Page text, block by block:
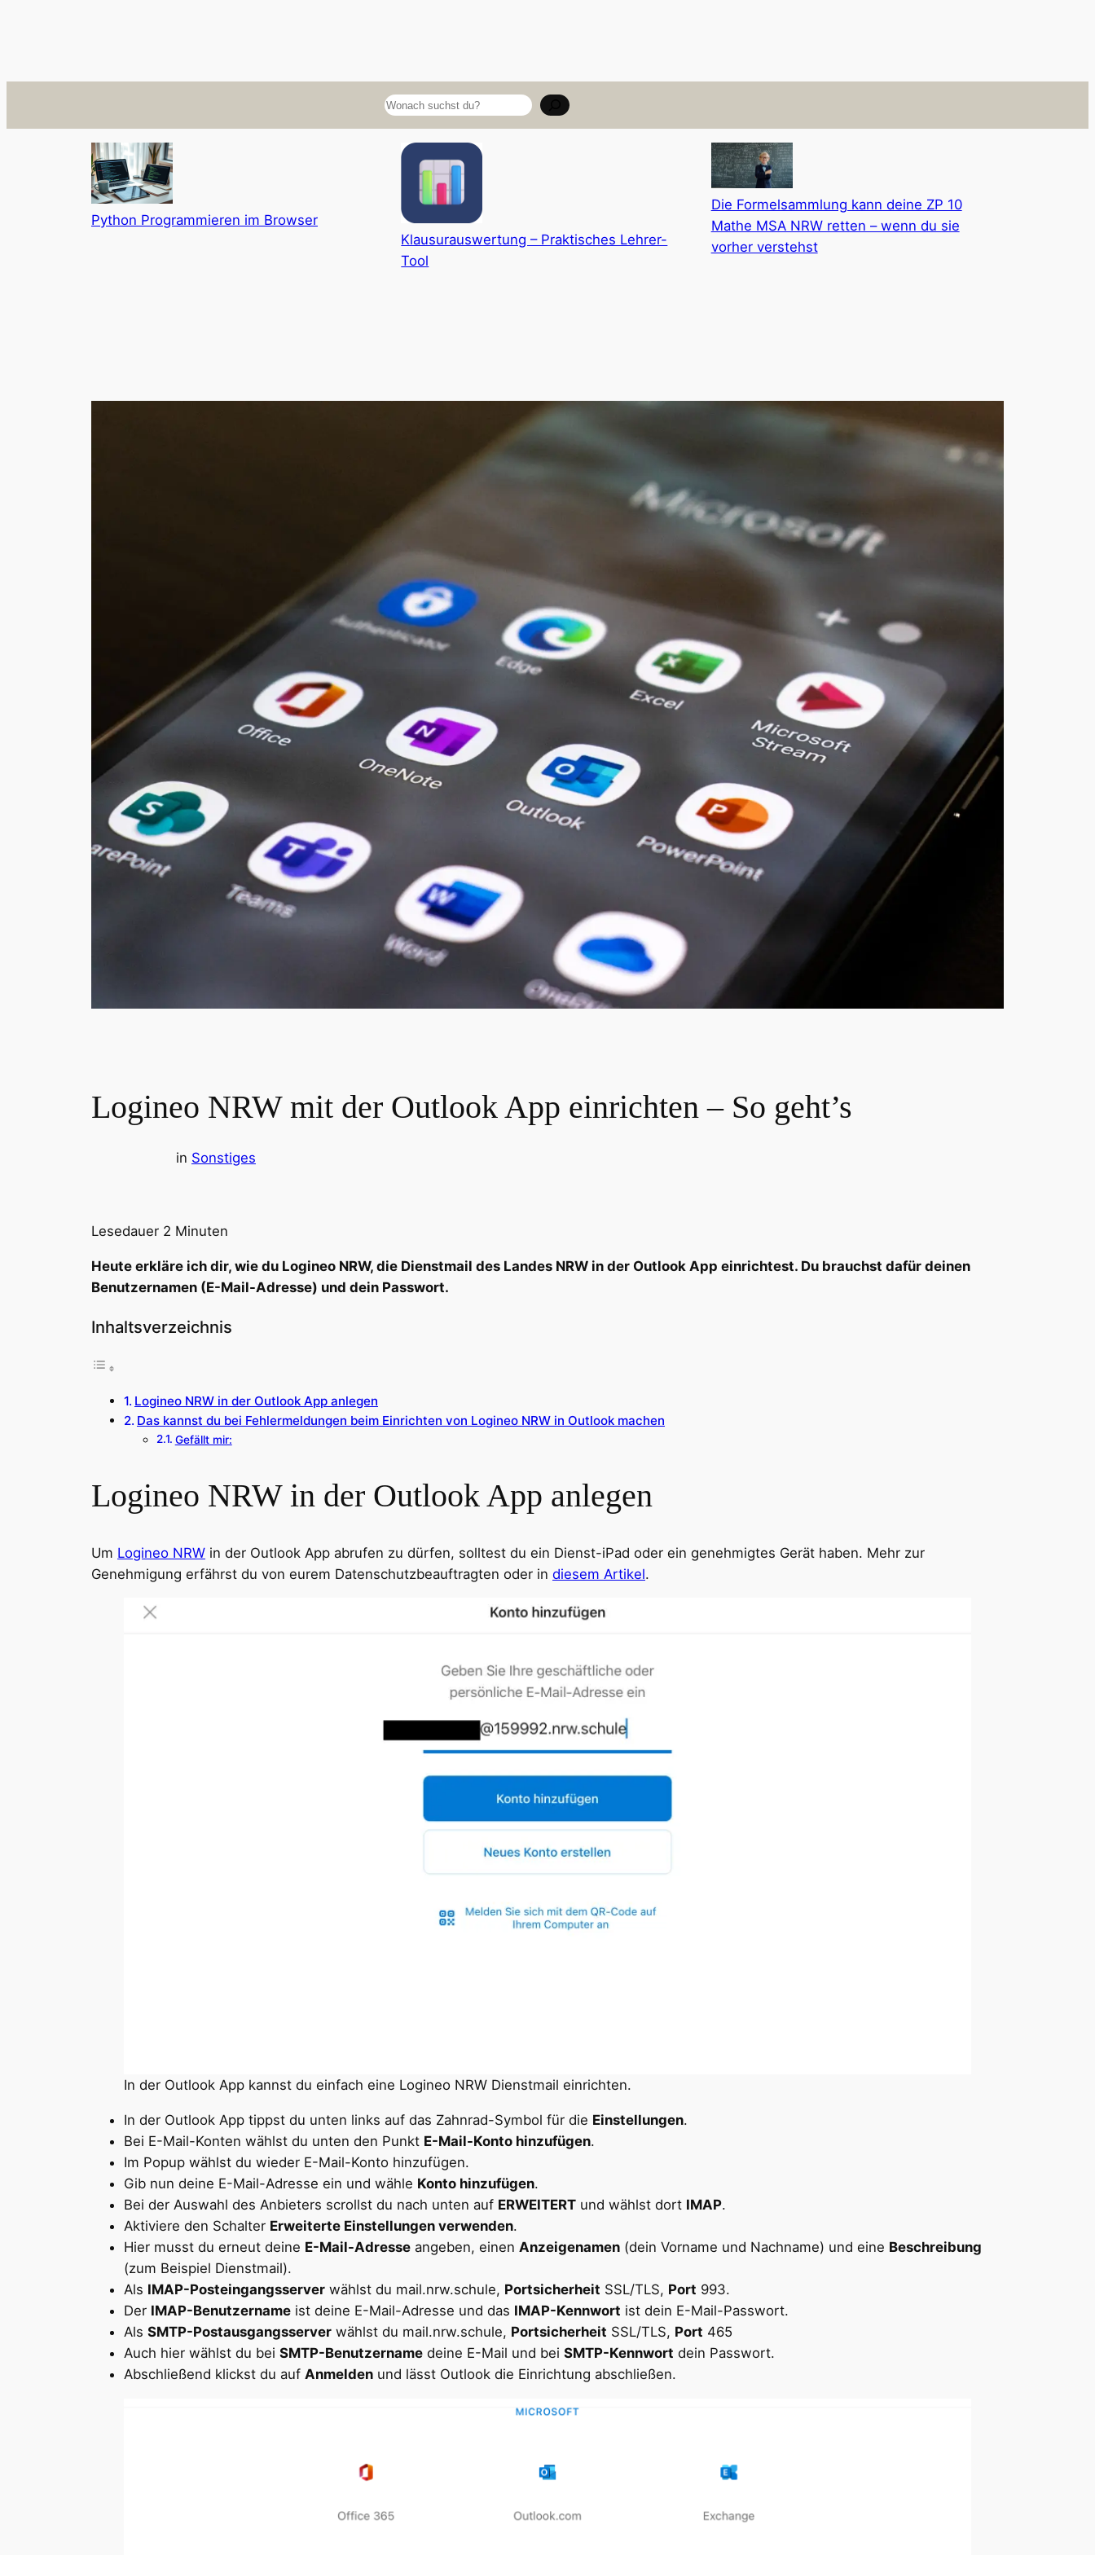
Suchen
Python Programmieren im Browser
Klausurauswertung – Praktisches Lehrer-
Tool
Die Formelsammlung kann deine ZP 10
Mathe MSA NRW retten – wenn du sie
vorher verstehst
Logineo NRW mit der Outlook App einrichten – So geht’s
in Sonstiges
Lesedauer 2 Minuten
Heute erkläre ich dir, wie du Logineo NRW, die Dienstmail des Landes NRW in der Outlook App einrichtest. Du brauchst dafür deinen
Benutzernamen (E-Mail-Adresse) und dein Passwort.
Inhaltsverzeichnis
Logineo NRW in der Outlook App anlegen
Das kannst du bei Fehlermeldungen beim Einrichten von Logineo NRW in Outlook machen
Gefällt mir:
Logineo NRW in der Outlook App anlegen
Um Logineo NRW in der Outlook App abrufen zu dürfen, solltest du ein Dienst-iPad oder ein genehmigtes Gerät haben. Mehr zur
Genehmigung erfährst du von eurem Datenschutzbeauftragten oder in diesem Artikel.
In der Outlook App kannst du einfach eine Logineo NRW Dienstmail einrichten.
In der Outlook App tippst du unten links auf das Zahnrad-Symbol für die Einstellungen.
Bei E-Mail-Konten wählst du unten den Punkt E-Mail-Konto hinzufügen.
Im Popup wählst du wieder E-Mail-Konto hinzufügen.
Gib nun deine E-Mail-Adresse ein und wähle Konto hinzufügen.
Bei der Auswahl des Anbieters scrollst du nach unten auf ERWEITERT und wählst dort IMAP.
Aktiviere den Schalter Erweiterte Einstellungen verwenden.
Hier musst du erneut deine E-Mail-Adresse angeben, einen Anzeigenamen (dein Vorname und Nachname) und eine Beschreibung
(zum Beispiel Dienstmail).
Als IMAP-Posteingangsserver wählst du mail.nrw.schule, Portsicherheit SSL/TLS, Port 993.
Der IMAP-Benutzername ist deine E-Mail-Adresse und das IMAP-Kennwort ist dein E-Mail-Passwort.
Als SMTP-Postausgangsserver wählst du mail.nrw.schule, Portsicherheit SSL/TLS, Port 465
Auch hier wählst du bei SMTP-Benutzername deine E-Mail und bei SMTP-Kennwort dein Passwort.
Abschließend klickst du auf Anmelden und lässt Outlook die Einrichtung abschließen.